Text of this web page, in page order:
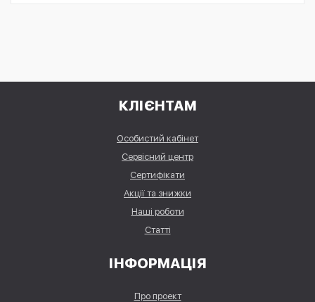
КЛІЄНТАМ
Особистий кабінет
Сервісний центр
Сертифікати
Акції та знижки
Наші роботи
Статті
ІНФОРМАЦІЯ
Про проект